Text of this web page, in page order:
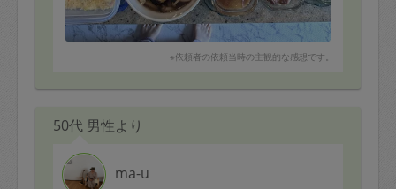
※依頼者の依頼当時の主観的な感想です。
50代 男性より
ma-u